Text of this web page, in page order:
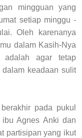
mingguan yang
setiap minggu -
Oleh karenanya
dalam Kasih-Nya
adalah agar tetap
keadaan sulit
pada pukul
Agnes Anki dan
partisipan yang ikut